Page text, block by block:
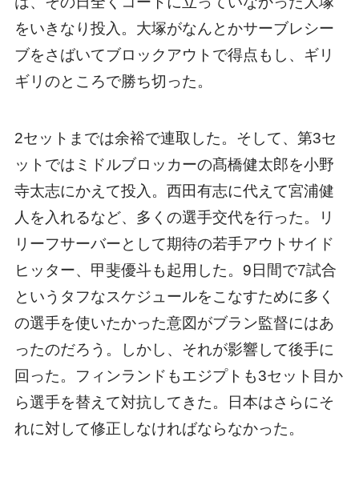
をいきなり投入。大塚がなんとかサーブレシー
ブをさばいてブロックアウトで得点もし、ギリ
ギリのところで勝ち切った。
2セットまでは余裕で連取した。そして、第3セ
ットではミドルブロッカーの髙橋健太郎を小野
寺太志にかえて投入。西田有志に代えて宮浦健
人を入れるなど、多くの選手交代を行った。リ
リーフサーバーとして期待の若手アウトサイド
ヒッター、甲斐優斗も起用した。9日間で7試合
というタフなスケジュールをこなすために多く
の選手を使いたかった意図がブラン監督にはあ
ったのだろう。しかし、それが影響して後手に
回った。フィンランドもエジプトも3セット目か
ら選手を替えて対抗してきた。日本はさらにそ
れに対して修正しなければならなかった。